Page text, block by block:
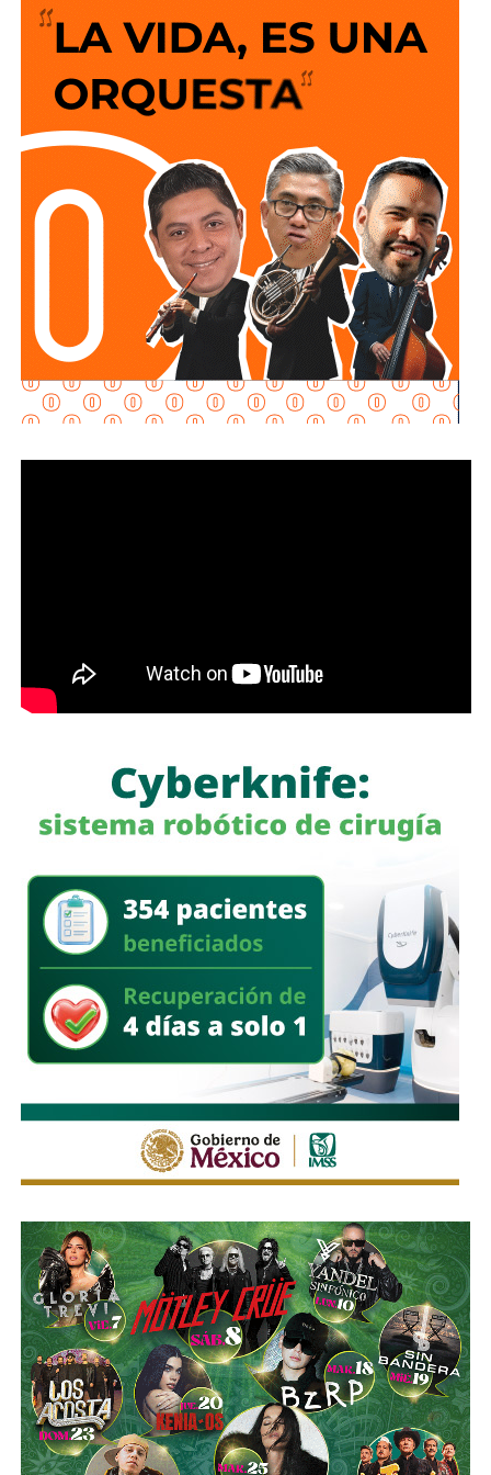
El Alcalde recordó que desde el anuncio de este programa
social “Lavanderías Gratuitas”, el mandatario estatal
manifestó el interés de que Soledad fuera de los primeros
municipios beneficiados, por lo que se expresó la
disposición del Ayuntamiento para colaborar en la
consolidación de este proyecto, el cual ahora comienza a
materializarse en un espacio del Sistema Municipal para
el Desarrollo Integral de la Familia (DIF) destinado al
bienestar de las familias.
de las familias, porque les permitirá ahorrar tiempo y
insumos incluidos, lo que beneficiará principalmente a
madres y padres de familia, personas adultas mayores y
comunitarios en favor del bienestar social.